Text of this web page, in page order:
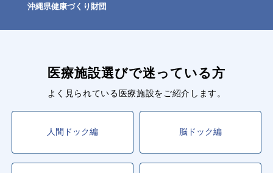
沖縄県健康づくり財団
医療施設選びで迷っている方
よく見られている医療施設をご紹介します。
人間ドック編 脳ドック編